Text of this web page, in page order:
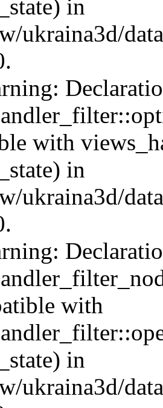
in
ukraina3d/
with
in
ukraina3d/
with
in
ukraina3d/